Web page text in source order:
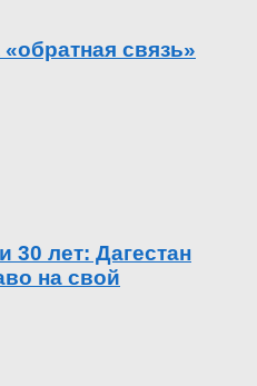
«обратная связь»
30 лет: Дагестан
на свой